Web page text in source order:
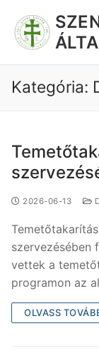
Kategória:
2026-06-13
szervezésében
vettek a
programon az
OLVASS